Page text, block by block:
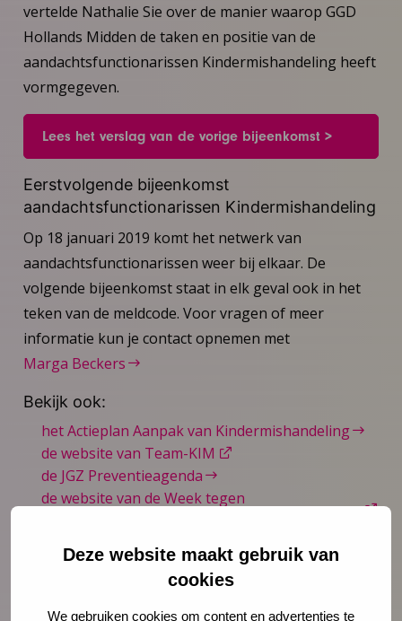
Deze website maakt gebruik van
cookies
We gebruiken cookies om content en advertenties te
vertelde Nathalie Sie over de manier waarop GGD
Hollands Midden de taken en positie van de
aandachtsfunctionarissen Kindermishandeling heeft
vormgegeven.
Lees het verslag van de vorige bijeenkomst >
Eerstvolgende bijeenkomst
aandachtsfunctionarissen Kindermishandeling
Op 18 januari 2019 komt het netwerk van
aandachtsfunctionarissen weer bij elkaar. De
volgende bijeenkomst staat in elk geval ook in het
teken van de meldcode. Voor vragen of meer
informatie kun je contact opnemen met
Marga Beckers
Bekijk ook:
het Actieplan Aanpak van Kindermishandeling
de website van Team-KIM
de JGZ Preventieagenda
de website van de Week tegen
(19 t/m 25 november 2018)
Lees meer, download en gebruik het nieuwe
beeldmerk JGZ Preventieagenda